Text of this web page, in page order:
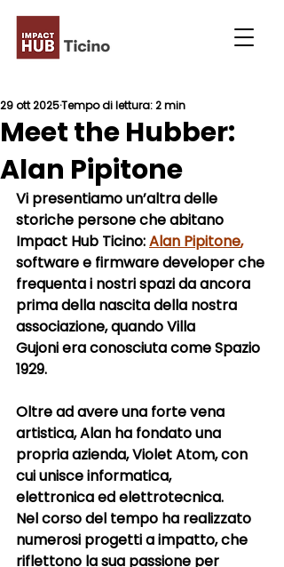
Meet the Hubber:
Alan Pipitone
29 ott 2025Tempo di lettura: 2 min
Vi presentiamo un’altra delle
storiche persone che abitano
Impact Hub Ticino: Alan Pipitone,
software e firmware developer che
frequenta i nostri spazi da ancora
prima della nascita della nostra
associazione, quando Villa
Gujoni era conosciuta come Spazio
1929.
Oltre ad avere una forte vena
artistica, Alan ha fondato una
propria azienda, Violet Atom, con
cui unisce informatica,
elettronica ed elettrotecnica.
Nel corso del tempo ha realizzato
numerosi progetti a impatto, che
riflettono la sua passione per